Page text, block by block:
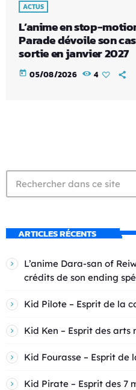
ACTUS
L’anime en stop-
Parade dévoile son
sortie en janvier 2027
today 05/08/2026 4
ARTICLES RÉCENTS
L’anime Dara-san of
crédits de son ending
Kid Pilote – Esprit de la
Kid Ken – Esprit des arts
Kid Fourasse – Esprit de
Kid Pirate – Esprit des 7